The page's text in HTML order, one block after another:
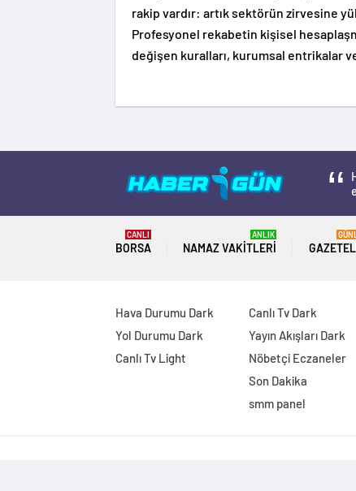
rakip vardır: artık sektörün zirvesine
Profesyonel rekabetin kişisel
değişen kuralları, kurumsal entrikalar
BORSA
CANLI
NAMAZ VAKITLERI
ANLIK
Hava Durumu Dark
Yol Durumu Dark
Canlı Tv Light
Canlı Tv Dark
Yayın Akışları Dark
Nöbetçi Eczaneler
Son Dakika
smm panel